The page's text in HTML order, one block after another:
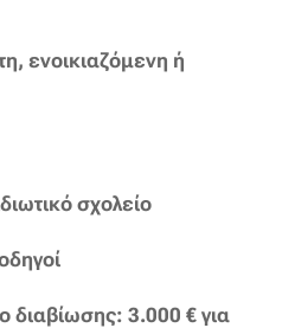
ενοικιαζόμενη ή
σχολείο
διαβίωσης: 3.000 € για